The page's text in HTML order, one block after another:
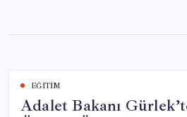
content
EĞITIM
Adalet Bakanı